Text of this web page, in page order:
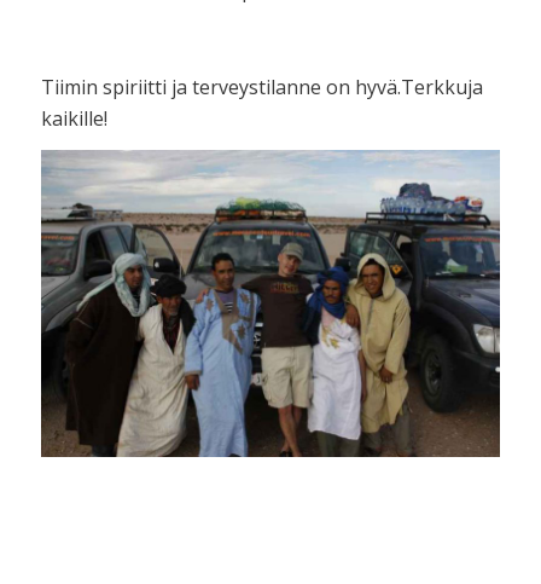
Tiimin spiriitti ja terveystilanne on hyvä.Terkkuja
kaikille!